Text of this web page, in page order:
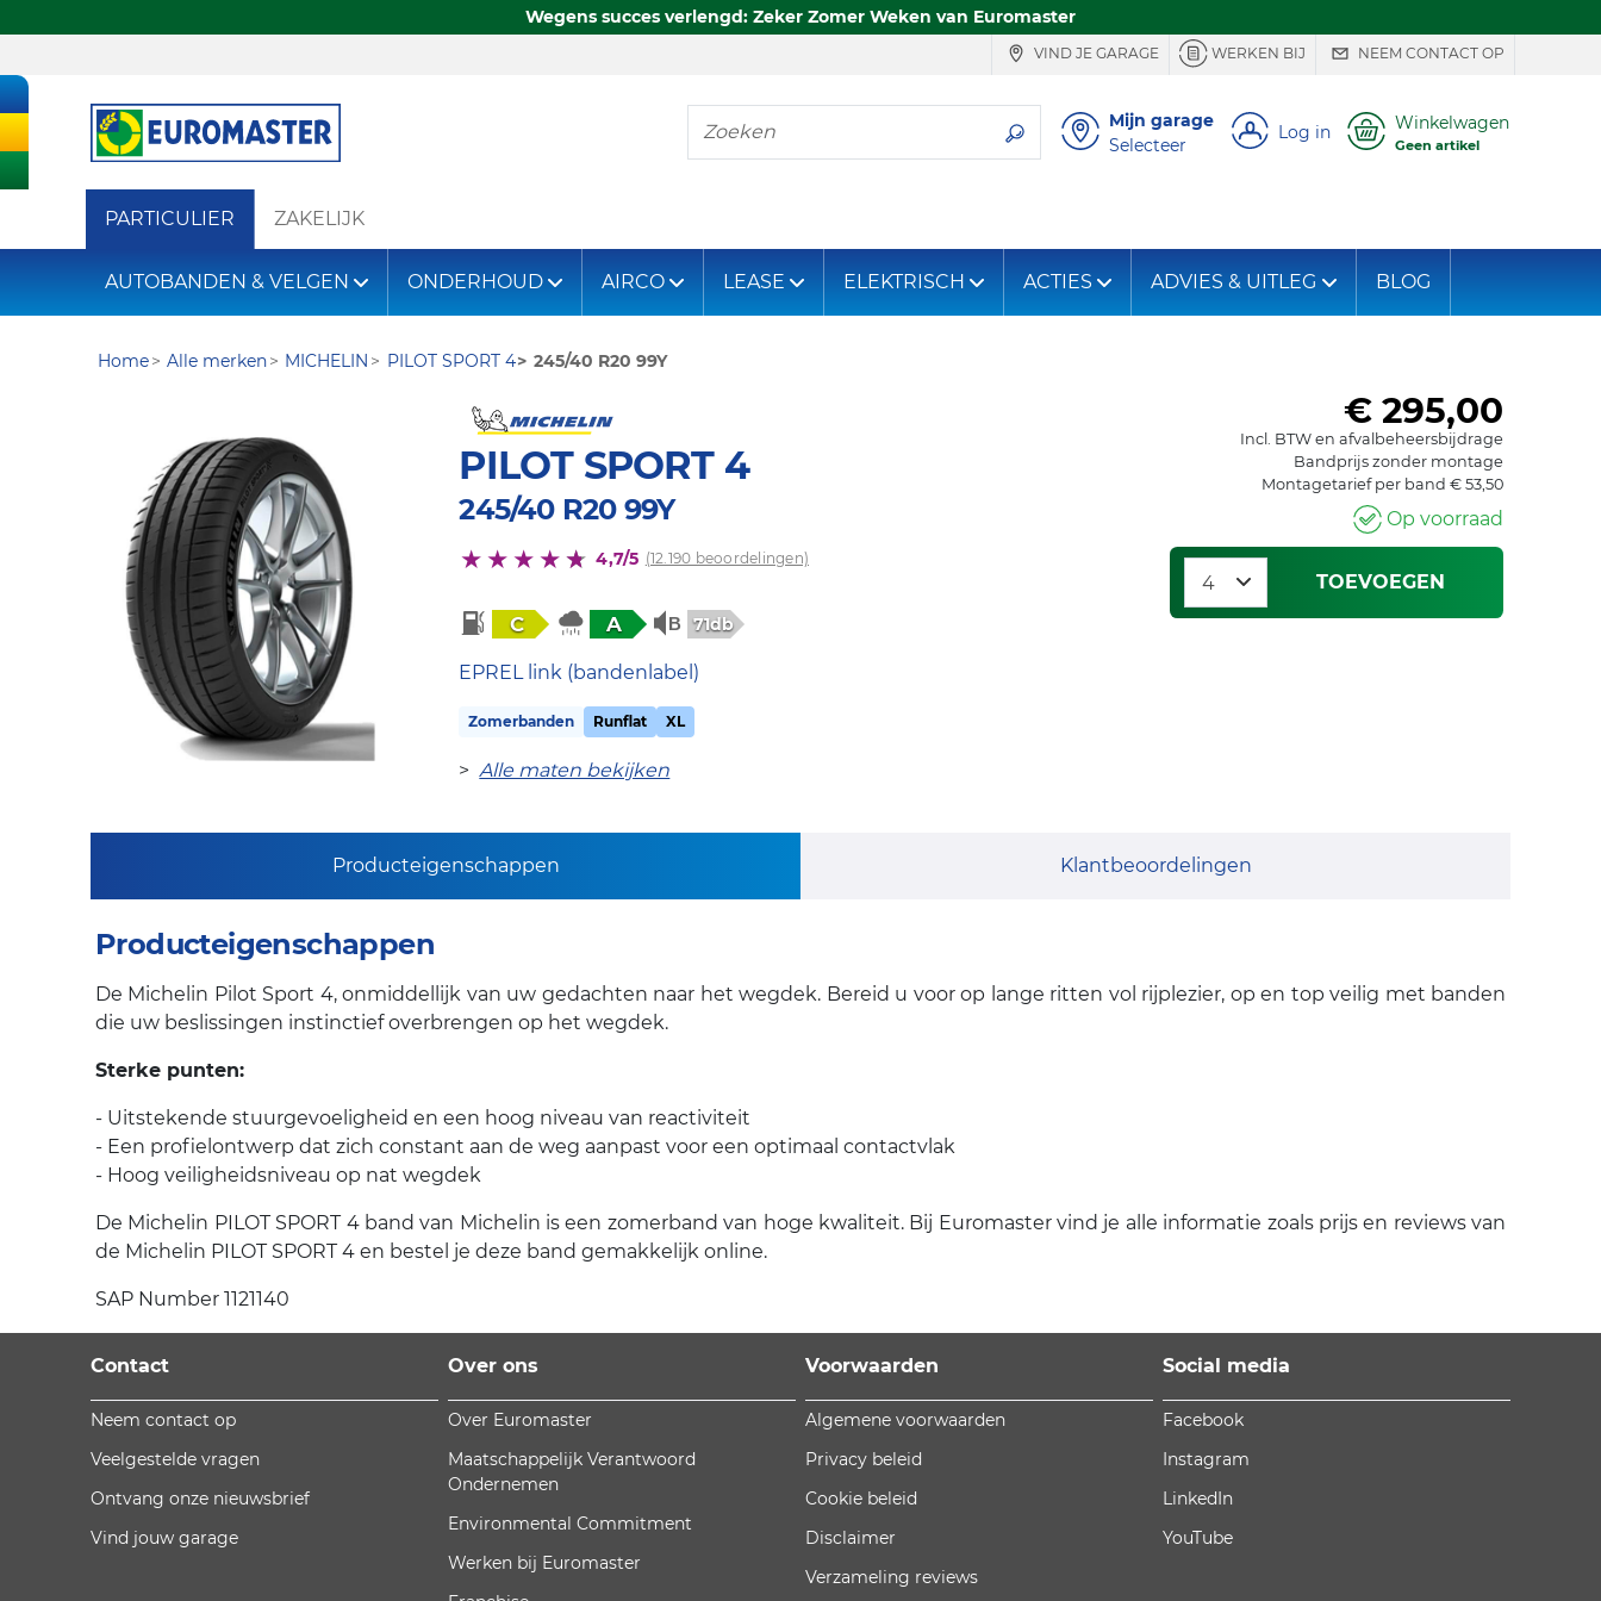
Wegens succes verlengd: Zeker Zomer Weken van Euromaster
VIND JE GARAGE WERKEN BIJ NEEM CONTACT OP
Zoeken
Mijn garage
Selecteer
Log in Winkelwagen
Geen artikel
PARTICULIER ZAKELIJK
AUTOBANDEN & VELGEN ONDERHOUD AIRCO LEASE ELEKTRISCH ACTIES ADVIES & UITLEG BLOG
Home Alle merken MICHELIN PILOT SPORT 4 245/40 R20 99Y
PILOT SPORT 4
245/40 R20 99Y
4,7/5 (12.190 beoordelingen)
C A 71db
EPREL link (bandenlabel)
Zomerbanden Runflat XL
>Alle maten bekijken
€ 295,00
Incl. BTW en afvalbeheersbijdrage
Bandprijs zonder montage
Montagetarief per band € 53,50
Op voorraad
TOEVOEGEN
Producteigenschappen Klantbeoordelingen
Producteigenschappen
De Michelin Pilot Sport 4, onmiddellijk van uw gedachten naar het wegdek. Bereid u voor op lange ritten vol rijplezier, op en top veilig met banden
die uw beslissingen instinctief overbrengen op het wegdek.
Sterke punten:
- Uitstekende stuurgevoeligheid en een hoog niveau van reactiviteit
- Een profielontwerp dat zich constant aan de weg aanpast voor een optimaal contactvlak
- Hoog veiligheidsniveau op nat wegdek
De Michelin PILOT SPORT 4 band van Michelin is een zomerband van hoge kwaliteit. Bij Euromaster vind je alle informatie zoals prijs en reviews van
de Michelin PILOT SPORT 4 en bestel je deze band gemakkelijk online.
SAP Number 1121140
Contact
Neem contact op
Veelgestelde vragen
Ontvang onze nieuwsbrief
Vind jouw garage
Over ons
Over Euromaster
Maatschappelijk Verantwoord
Ondernemen
Environmental Commitment
Werken bij Euromaster
Voorwaarden
Algemene voorwaarden
Privacy beleid
Cookie beleid
Disclaimer
Verzameling reviews
Social media
Facebook
Instagram
LinkedIn
YouTube